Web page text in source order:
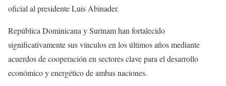
oficial al presidente Luis Abinader.
República Dominicana y Surinam han fortalecido
significativamente sus vínculos en los últimos años mediante
acuerdos de cooperación en sectores clave para el desarrollo
económico y energético de ambas naciones.